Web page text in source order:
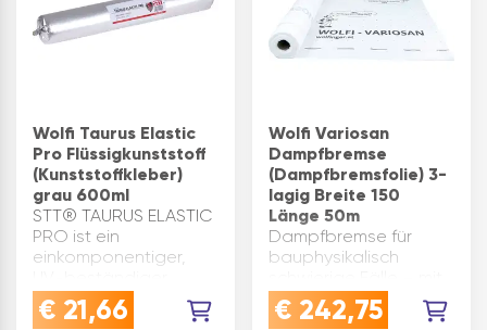
Wolfi Taurus Elastic
Pro Flüssigkunststoff
(Kunststoffkleber)
grau 600ml
STT® TAURUS ELASTIC
PRO ist ein
einkomponentiger,
extrem elastischer
Flüssigkunststoff im
€ 21,66
Wolfi Variosan
Dampfbremse
(Dampfbremsfolie) 3-
lagig Breite 150
Länge 50m
Dampfbremse für
bauphysikalisch
Austrocknungseffekt.
Produktvorteile:
€ 242,75